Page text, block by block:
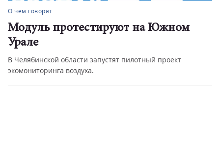
О чем говорят
Модуль протестируют на Южном
Урале
В Челябинской области запустят пилотный проект
экомониторинга воздуха.